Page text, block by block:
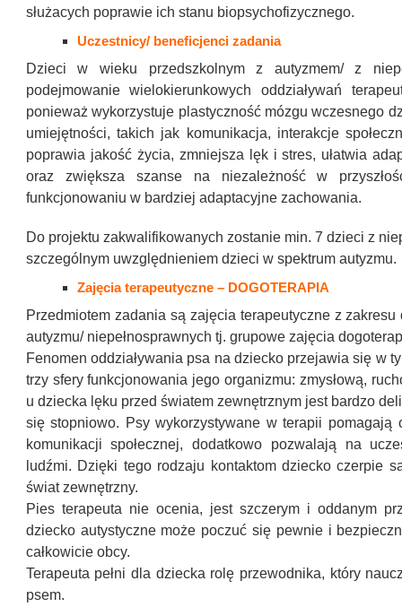
służacych poprawie ich stanu biopsychofizycznego.
Uczestnicy/ beneficjenci zadania
Dzieci w wieku przedszkolnym z autyzmem/ z
podejmowanie wielokierunkowych oddziaływań
ponieważ wykorzystuje plastyczność mózgu wczesnego
umiejętności, takich jak komunikacja, interakcje
poprawia jakość życia, zmniejsza lęk i stres, ułatwia
oraz zwiększa szanse na niezależność w
funkcjonowaniu w bardziej adaptacyjne zachowania.
Do projektu zakwalifikowanych zostanie min. 7 dzieci z
szczególnym uwzględnieniem dzieci w spektrum autyzmu.
Zajęcia terapeutyczne – DOGOTERAPIA
Przedmiotem zadania są zajęcia terapeutyczne z
autyzmu/ niepełnosprawnych tj. grupowe zajęcia
Fenomen oddziaływania psa na dziecko przejawia się w
trzy sfery funkcjonowania jego organizmu: zmysłową,
u dziecka lęku przed światem zewnętrznym jest bardzo
się stopniowo. Psy wykorzystywane w terapii pomagają
komunikacji społecznej, dodatkowo pozwalają na
ludźmi. Dzięki tego rodzaju kontaktom dziecko czerpie
świat zewnętrzny.
Pies terapeuta nie ocenia, jest szczerym i oddanym
dziecko autystyczne może poczuć się pewnie i
całkowicie obcy.
Terapeuta pełni dla dziecka rolę przewodnika, który
psem.